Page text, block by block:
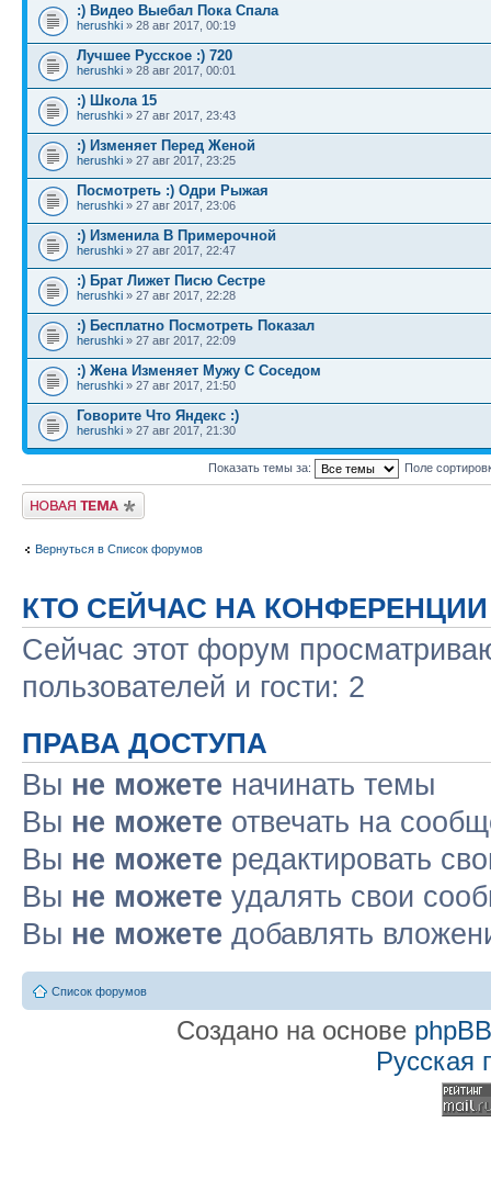
:) Видео Выебал Пока Спала
herushki » 28 авг 2017, 00:19
Лучшее Русское :) 720
herushki » 28 авг 2017, 00:01
:) Школа 15
herushki » 27 авг 2017, 23:43
:) Изменяет Перед Женой
herushki » 27 авг 2017, 23:25
Посмотреть :) Одри Рыжая
herushki » 27 авг 2017, 23:06
:) Изменила В Примерочной
herushki » 27 авг 2017, 22:47
:) Брат Лижет Писю Сестре
herushki » 27 авг 2017, 22:28
:) Бесплатно Посмотреть Показал
herushki » 27 авг 2017, 22:09
:) Жена Изменяет Мужу С Соседом
herushki » 27 авг 2017, 21:50
Говорите Что Яндекс :)
herushki » 27 авг 2017, 21:30
Показать темы за: Поле
Новая тема
Вернуться в Список форумов
КТО СЕЙЧАС НА КОНФЕРЕНЦИИ
Сейчас этот форум
пользователей и гости: 2
ПРАВА ДОСТУПА
Вы не можете начинать темы
Вы не можете отвечать на
Вы не можете редактировать
Вы не можете удалять свои
Вы не можете добавлять
Список форумов
Создано на основе phpBB
Русская